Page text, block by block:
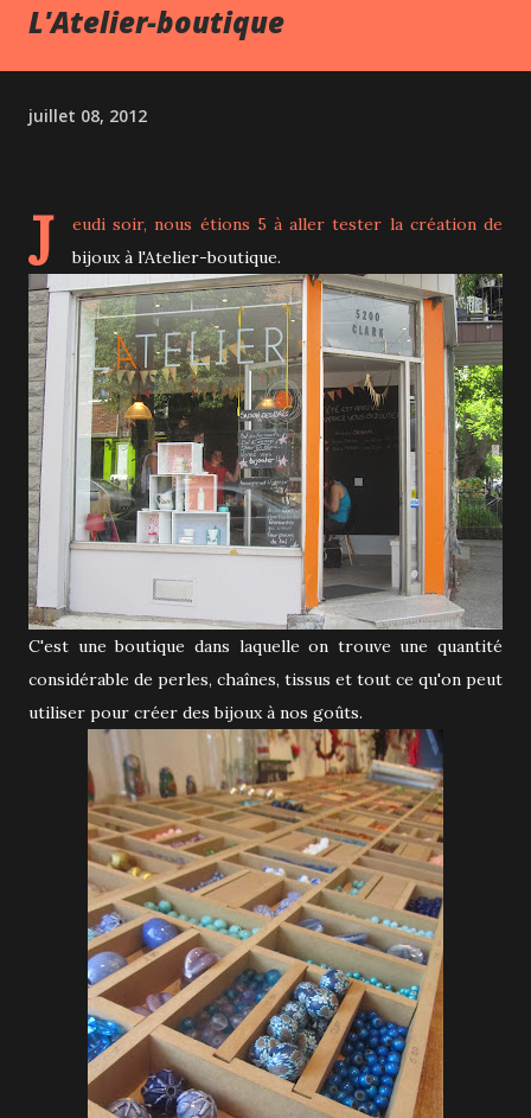
L'Atelier-boutique
juillet 08, 2012
J
eudi soir, nous étions 5 à aller tester la création de
bijoux à l'Atelier-boutique.
C'est une boutique dans laquelle on trouve une quantité
considérable de perles, chaînes, tissus et tout ce qu'on peut
utiliser pour créer des bijoux à nos goûts.